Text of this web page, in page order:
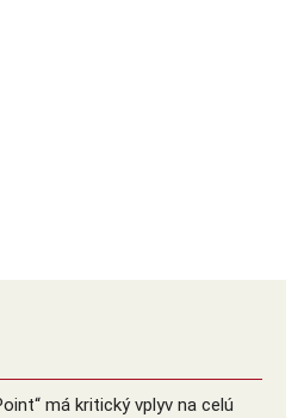
má kritický vplyv na celú